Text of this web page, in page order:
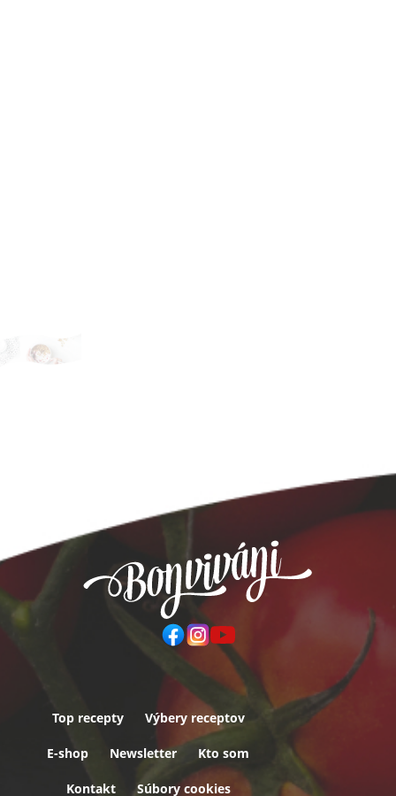
Päta
Top recepty Výbery receptov
E-shop Newsletter Kto som
Kontakt Súbory cookies